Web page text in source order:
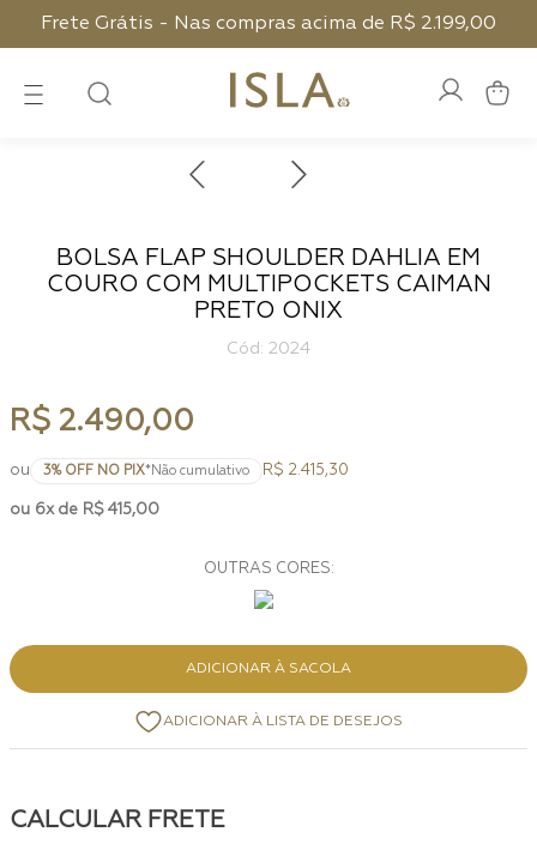
Frete Grátis - Nas compras acima de R$ 2.199,00
BOLSA FLAP SHOULDER DAHLIA EM
COURO COM MULTIPOCKETS CAIMAN
PRETO ONIX
: 2024
R$ 2.490,00
ou 3% OFF NO PIX*Não cumulativo R$ 2.415,30
6 R$ 415,00
ADICIONAR À SACOLA